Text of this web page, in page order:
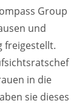
Group
und
freigestellt.
in die
sie dieses